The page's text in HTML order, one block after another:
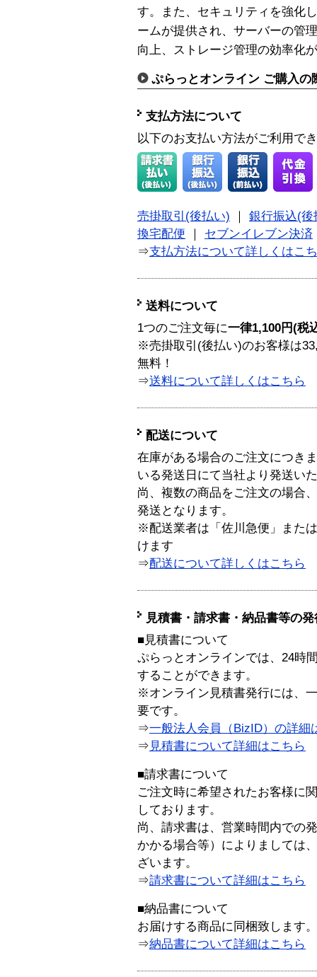
す。また、セキュリティを強化
ームが提供され、サーバーの管
向上、ストレージ管理の効率化
ぷらっとオンライン ご購入の
支払方法について
以下のお支払い方法がご利用で
売掛取引(後払い)
銀行振込(後
換宅配便
セブンイレブン決済
⇒支払方法について詳しくはこ
送料について
1つのご注文毎に一律1,100円(税
※売掛取引(後払い)のお客様は
無料！
⇒送料について詳しくはこちら
配送について
在庫がある場合のご注文につき
いる発送日にて当社より発送い
尚、複数の商品をご注文の場合
発送となります。
※配送業者は「佐川急便」また
けます
⇒配送について詳しくはこちら
見積書・請求書・納品書等の
■見積書について
ぷらっとオンラインでは、24時
することができます。
※オンライン見積書発行には、
要です。
⇒一般法人会員（BizID）の詳細
⇒ 見積書について詳細はこちら
■請求書について
ご注文時に希望されたお客様に
しております。
尚、請求書は、営業時間内での
かかる場合等）によりましては
ざいます。
⇒請求書について詳細はこちら
■納品書について
お届けする商品に同梱致します。
⇒納品書について詳細はこちら